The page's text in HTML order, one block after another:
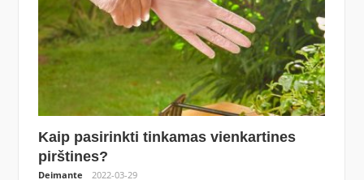
Kaip pasirinkti tinkamas vienkartines
pirštines?
Deimante 2022-03-29